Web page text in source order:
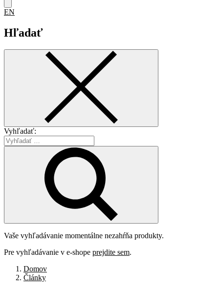
EN
Hľadať
Vyhľadať:
Vaše vyhľadávanie momentálne nezahŕňa produkty.
Pre vyhľadávanie v e-shope prejdite sem.
Domov
Články